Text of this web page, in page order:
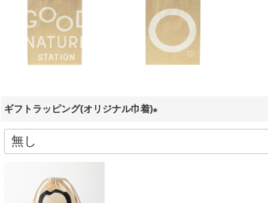
ギフトラッピング(オリジナル巾着)
(